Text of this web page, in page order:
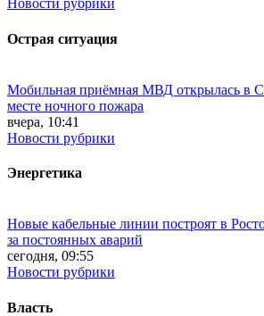
Новости рубрики
Острая ситуация
Мобильная приёмная МВД открылась в
месте ночного пожара
вчера, 10:41
Новости рубрики
Энергетика
Новые кабельные линии построят в
за постоянных аварий
сегодня, 09:55
Новости рубрики
Власть